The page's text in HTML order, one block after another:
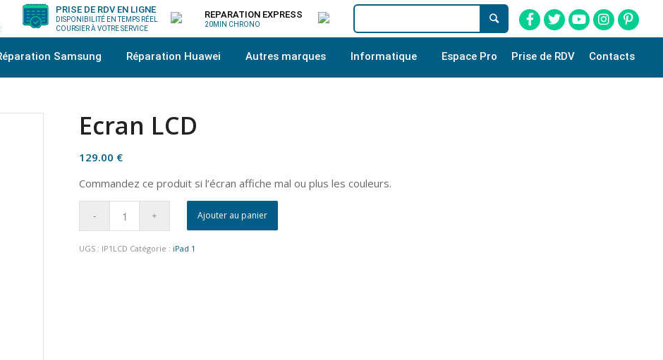
PRISE DE RDV EN LIGNE
DISPONIBILITÉ EN TEMPS RÉEL
COURSIER À VOTRE SERVICE
REPARATION EXPRESS
20MIN CHRONO
Samsung Réparation Huawei Autres marques Informatique Espace Pro Prise de RDV Contacts
Ecran LCD
129.00 €
Commandez ce produit si l’écran affiche mal ou plus les couleurs.
Ajouter au panier
UGS : IP1LCD Catégorie : iPad 1